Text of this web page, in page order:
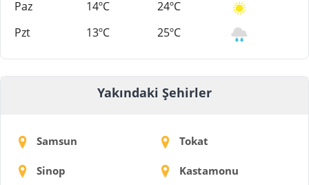
Paz
14ºC
24ºC
Pzt
13ºC 25ºC
Yakındaki Şehirler
Samsun Tokat
Sinop Kastamonu